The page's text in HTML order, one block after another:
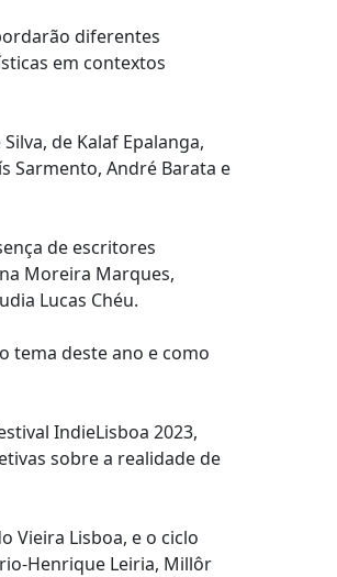
diferentes
em contextos
de Kalaf Epalanga,
Sarmento, André Barata e
de escritores
Moreira Marques,
Lucas Chéu.
tema deste ano e como
IndieLisboa 2023,
sobre a realidade de
Vieira Lisboa, e o ciclo
Henrique Leiria, Millôr